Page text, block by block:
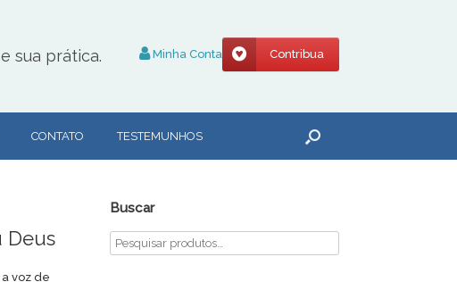
sua prática. Minha Conta Contribua
CONTATO TESTEMUNHOS
Deus
voz de
Buscar